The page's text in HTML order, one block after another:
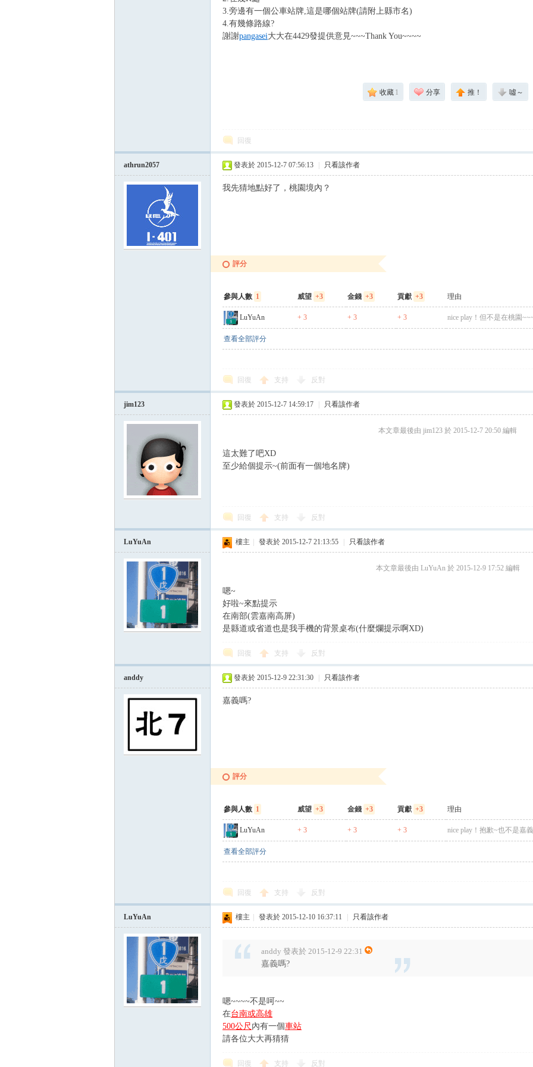
3.旁邊有一個公車站牌,這是哪個站牌(請附上縣市名)
4.有幾條路線?
謝謝pangasei大大在4429發提供意見~~~Thank You~~~~
收藏 1 分享 推！ 噓～
回復
athrun2057 發表於 2015-12-7 07:56:13 只看該作者
我先猜地點好了，桃園境內？
評分
參與人數 1 威望 +3 金錢 +3 貢獻 +3 理由
LuYuAn + 3 + 3 + 3 nice play！但不是在桃園
查看全部評分
回復 支持 反對
jim123 發表於 2015-12-7 14:59:17 只看該作者
本文章最後由 jim123 於 2015-12-7 20:50 編輯
這太難了吧XD
至少給個提示~(前面有一個地名牌)
回復 支持 反對
LuYuAn 樓主 發表於 2015-12-7 21:13:55 只看該作者
本文章最後由 LuYuAn 於 2015-12-9 17:52 編輯
嗯~
好啦~來點提示
在南部(雲嘉南高屏)
是縣道或省道也是我手機的背景桌布(什麼爛提示啊XD)
回復 支持 反對
anddy 發表於 2015-12-9 22:31:30 只看該作者
嘉義嗎?
評分
參與人數 1 威望 +3 金錢 +3 貢獻 +3 理由
LuYuAn + 3 + 3 + 3 nice play！抱歉~也不是嘉
查看全部評分
回復 支持 反對
LuYuAn 樓主 發表於 2015-12-10 16:37:11 只看該作者
anddy 發表於 2015-12-9 22:31
嘉義嗎?
嗯~~~~不是呵~~
在台南或高雄
500公尺 內有一個車站
請各位大大再猜猜
回復 支持 反對